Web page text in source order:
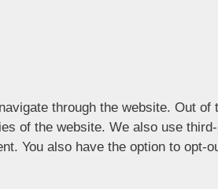
through the website. Out
of the website. We also use
You also have the option to